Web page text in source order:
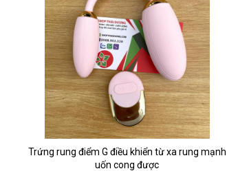
Trứng rung điểm G điều khiển từ xa rung mạnh
uốn cong được